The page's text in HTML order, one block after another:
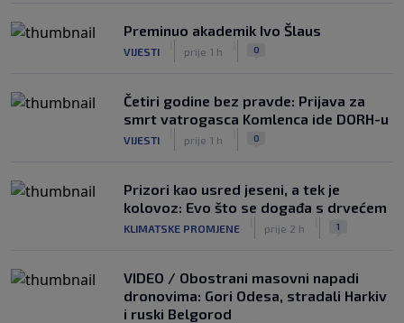
Preminuo akademik Ivo Šlaus
VIJESTI prije 1 h 0
Četiri godine bez pravde: Prijava za
smrt vatrogasca Komlenca ide DORH-u
VIJESTI prije 1 h 0
Prizori kao usred jeseni, a tek je
kolovoz: Evo što se događa s drvećem
KLIMATSKE PROMJENE prije 2 h 1
VIDEO / Obostrani masovni napadi
dronovima: Gori Odesa, stradali Harkiv
i ruski Belgorod